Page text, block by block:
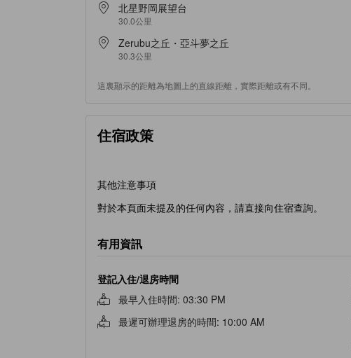
北星野岡展望台
30.0公里
Zerubu之丘・亞斗夢之丘
30.3公里
這裏顯示的距離為地圖上的直線距離，實際距離或有不同。
住宿政策
其他注意事項
對於本頁面未提及的任何內容，請直接向住宿查詢。
有用資訊
登記入住/退房時間
最早入住時間: 03:30 PM
最遲可辦理退房的時間: 10:00 AM